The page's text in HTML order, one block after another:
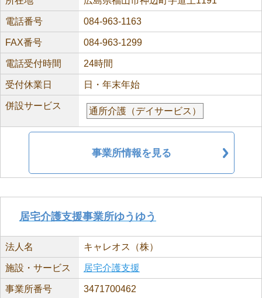
電話番号 084-963-1163
FAX番号 084-963-1299
電話受付時間 24時間
受付休業日 日・年末年始
併設サービス
通所介護（デイサービス）
事業所情報を見る
居宅介護支援事業所ゆうゆう
法人名 キャレオス（株）
施設・サービス 居宅介護支援
事業所番号 3471700462